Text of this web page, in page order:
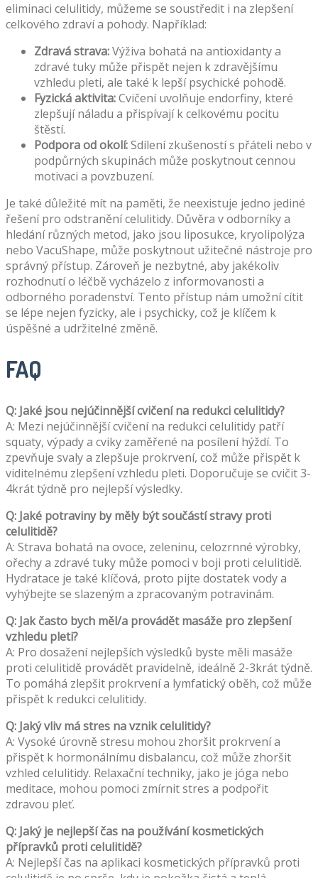
eliminaci celulitidy, můžeme se soustředit i na zlepšení
celkového zdraví a pohody. Například:
Zdravá strava:Výživa bohatá na antioxidanty a
zdravé tuky může přispět nejen k zdravějšímu
vzhledu pleti, ale také k lepší psychické pohodě.
Fyzická aktivita:Cvičení uvolňuje endorfiny, které
zlepšují náladu a přispívají k celkovému pocitu
štěstí.
Podpora od okolí:Sdílení zkušeností s přáteli nebo v
podpůrných skupinách může poskytnout cennou
motivaci a povzbuzení.
Je také důležité mít na paměti, že neexistuje jedno jediné
řešení pro odstranění celulitidy. Důvěra v odborníky a
hledání různých metod, jako jsou liposukce, kryolipolýza
nebo VacuShape, může poskytnout užitečné nástroje pro
správný přístup. Zároveň je nezbytné, aby jakékoliv
rozhodnutí o léčbě vycházelo z informovanosti a
odborného poradenství. Tento přístup nám umožní cítit
se lépe nejen fyzicky, ale i psychicky, což je klíčem k
úspěšné a udržitelné změně.
FAQ
Q: Jaké jsou nejúčinnější cvičení na redukci celulitidy?
A: Mezi nejúčinnější cvičení na redukci celulitidy patří
squaty, výpady a cviky zaměřené na posílení hýždí. To
zpevňuje svaly a zlepšuje prokrvení, což může přispět k
viditelnému zlepšení vzhledu pleti. Doporučuje se cvičit 3-
4krát týdně pro nejlepší výsledky.
Q: Jaké potraviny by měly být součástí stravy proti
celulitidě?
A: Strava bohatá na ovoce, zeleninu, celozrnné výrobky,
ořechy a zdravé tuky může pomoci v boji proti celulitidě.
Hydratace je také klíčová, proto pijte dostatek vody a
vyhýbejte se slazeným a zpracovaným potravinám.
Q: Jak často bych měl/a provádět masáže pro zlepšení
vzhledu pleti?
A: Pro dosažení nejlepších výsledků byste měli masáže
proti celulitidě provádět pravidelně, ideálně 2-3krát týdně.
To pomáhá zlepšit prokrvení a lymfatický oběh, což může
přispět k redukci celulitidy.
Q: Jaký vliv má stres na vznik celulitidy?
A: Vysoké úrovně stresu mohou zhoršit prokrvení a
přispět k hormonálnímu disbalancu, což může zhoršit
vzhled celulitidy. Relaxační techniky, jako je jóga nebo
meditace, mohou pomoci zmírnit stres a podpořit
zdravou pleť.
Q: Jaký je nejlepší čas na používání kosmetických
přípravků proti celulitidě?
A: Nejlepší čas na aplikaci kosmetických přípravků proti